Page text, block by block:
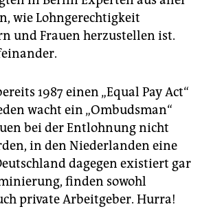
wie Lohngerechtigkeit
und Frauen herzustellen ist.
1987 einen „Equal Pay Act“
wacht ein „Ombudsman“
bei der Entlohnung nicht
in den Niederlanden eine
dagegen existiert gar
finden sowohl
private Arbeitgeber. Hurra!